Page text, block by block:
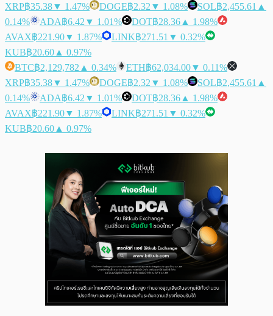
XRP฿35.38▼ 1.47% DOGE฿2.32 ▼ 1.08% SOL฿2,455.61 ▲
0.14%
ADA฿6.42 ▼ 1.01% DOT฿28.36 ▲ 1.98%
AVAX฿221.90▼ 1.87% LINK฿271.51 ▼ 0.32%
KUB฿20.60 ▲ 0.97%
BTC฿2,129,782 ▲ 0.34% ETH฿62,034.00▼ 0.11%
XRP฿35.38▼ 1.47% DOGE฿2.32 ▼ 1.08% SOL฿2,455.61 ▲
0.14%
ADA฿6.42 ▼ 1.01% DOT฿28.36 ▲ 1.98%
AVAX฿221.90▼ 1.87% LINK฿271.51 ▼ 0.32%
KUB฿20.60 ▲ 0.97%